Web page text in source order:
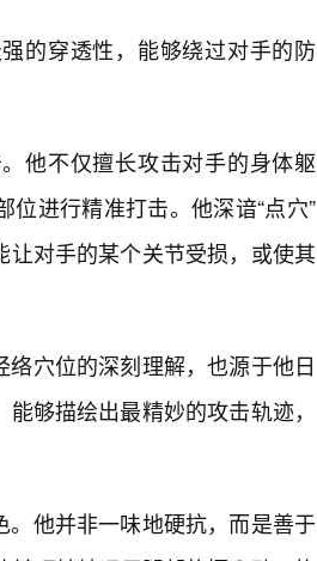
的穿透性，能够绕过对手的防
他不仅擅长攻击对手的身体躯
进行精准打击。他深谙“点穴”
对手的某个关节受损，或使其
穴位的深刻理解，也源于他日
够描绘出最精妙的攻击轨迹，
他并非一味地硬抗，而是善于